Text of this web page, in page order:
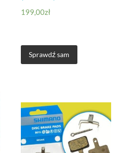
199,00zł
Sprawdź sam